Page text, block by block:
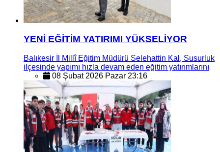
YENİ EĞİTİM YATIRIMI YÜKSELİYOR
Balıkesir İl Millî Eğitim Müdürü Selehattin Kal, Susurluk
ilçesinde yapımı hızla devam eden eğitim yatırımlarını
08 Şubat 2026 Pazar 23:16